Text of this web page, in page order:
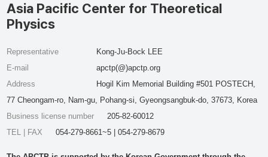
Asia Pacific Center for Theoretical
Physics
Representative
Kong-Ju-Bock LEE
E-mail
apctp(@)apctp.org
Address
Hogil Kim Memorial Building #501 POSTECH,
77 Cheongam-ro, Nam-gu, Pohang-si, Gyeongsangbuk-do, 37673, Korea
Business license number
205-82-60012
TEL | FAX
054-279-8661~5 | 054-279-8679